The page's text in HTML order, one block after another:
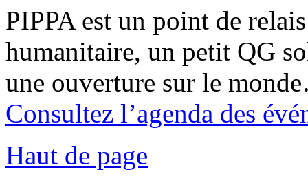
PIPPA est un point de
humanitaire, un petit QG
une ouverture sur le
Consultez l’agenda des
Haut de page